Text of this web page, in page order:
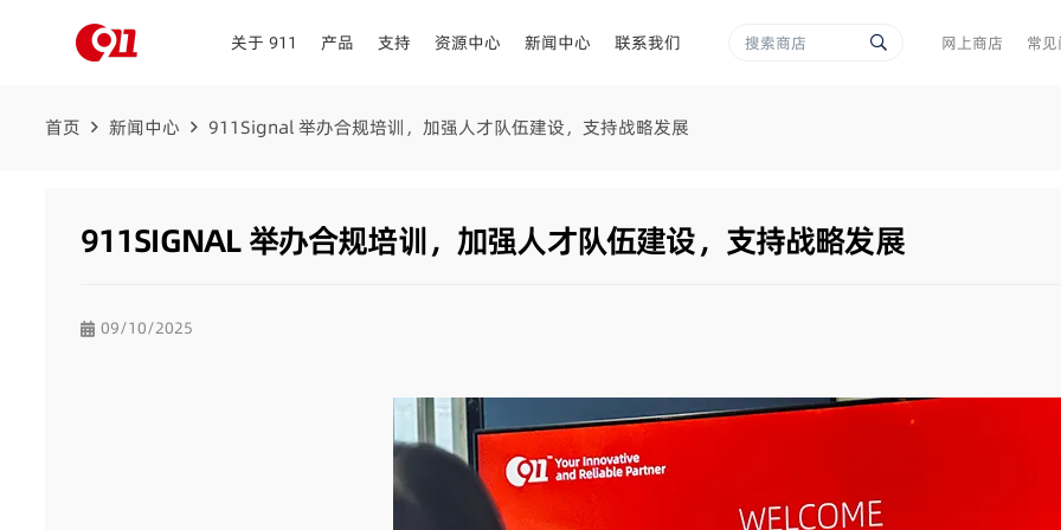
关于 911 产品 支持 资源中心 新闻中心 联系我们 网上商店 常
首页 新闻中心 911Signal 举办合规培训，加强人才队伍建设，支持战略发展
911SIGNAL 举办合规培训，加强人才队伍建设，支持战略发展
09/10/2025